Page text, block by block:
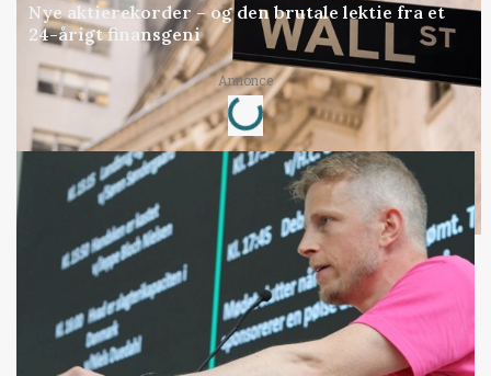
Nye aktierekorder – og den brutale lektie fra et
24-årigt finansgeni
Annonce
Loading...